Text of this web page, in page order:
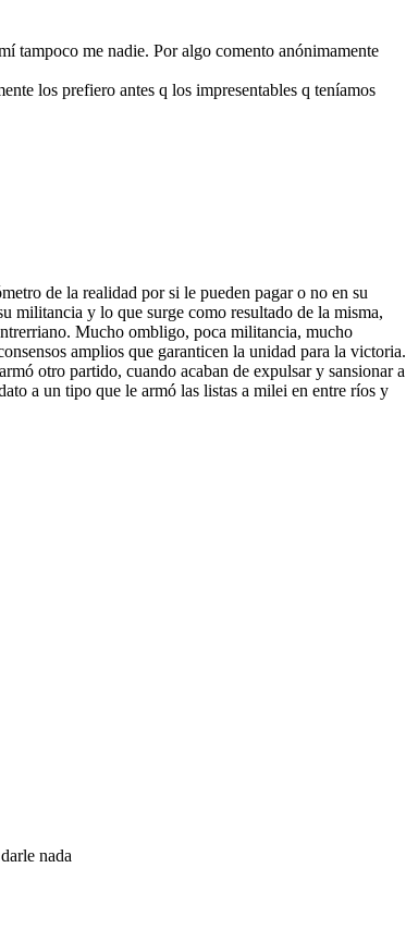
tampoco me nadie. Por algo comento anónimamente
los prefiero antes q los impresentables q teníamos
de la realidad por si le pueden pagar o no en su
militancia y lo que surge como resultado de la misma,
Mucho ombligo, poca militancia, mucho
amplios que garanticen la unidad para la victoria.
otro partido, cuando acaban de expulsar y sansionar a
a un tipo que le armó las listas a milei en entre ríos y
nada